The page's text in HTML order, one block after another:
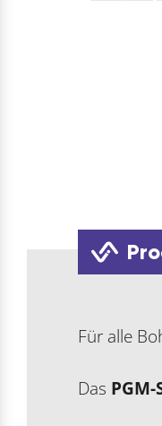
Für alle
Das PGM-